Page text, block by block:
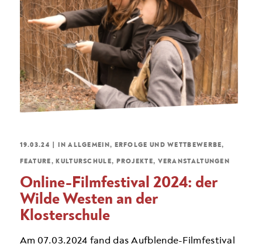
19.03.24 INALLGEMEIN, ERFOLGE UND WETTBEWERBE,
FEATURE, KULTURSCHULE, PROJEKTE, VERANSTALTUNGEN
Online-Filmfestival 2024: der
Wilde Westen an der
Klosterschule
Am 07.03.2024 fand das Aufblende-Filmfestival